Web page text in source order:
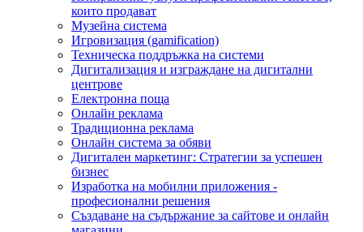
които продават
Музейна система
Игровизация (gamification)
Техническа поддръжка на системи
Дигитализация и изграждане на дигитални
центрове
Електронна поща
Онлайн реклама
Традиционна реклама
Онлайн система за обяви
Дигитален маркетинг: Стратегии за успешен
бизнес
Изработка на мобилни приложения -
професионални решения
Създаване на съдържание за сайтове и онлайн